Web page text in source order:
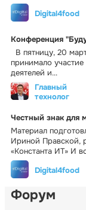
Digital4food
Конференция
В пятницу, 20
принимало
деятелей и...
Главный
технолог
Честный знак для
Материал
Ириной Правской,
«Константа ИТ» И
Digital4food
Форум